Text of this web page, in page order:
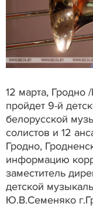
12 марта, Гродно
пройдет 9-й
белорусской
солистов и 12
Гродно,
информацию
заместитель
детской
Ю.В.Семеняко